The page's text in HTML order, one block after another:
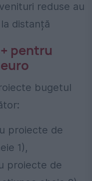
reduse au
distanță
pentru
bugetul
proiecte de
1),
proiecte de